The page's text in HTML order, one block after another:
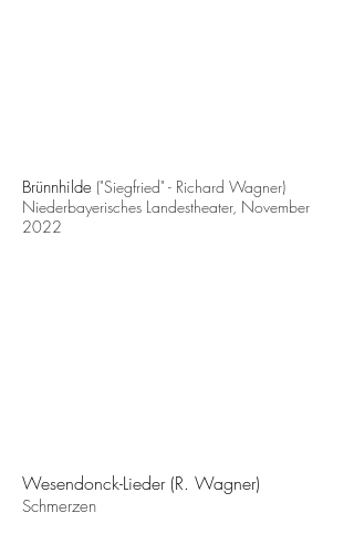
Brünnhilde ("Siegfried" - Richard Wagner)
Niederbayerisches Landestheater, November
2022
Wesendonck-Lieder (R. Wagner)
Schmerzen